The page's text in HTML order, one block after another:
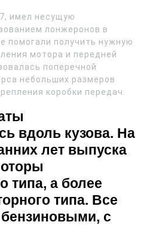
имел несущую
лонжеронов в
помогали получить нужную
мотора и передней
поперечной
небольших размеров
коробки передач.
вдоль кузова. На
лет выпуска
типа, а более
типа. Все
с